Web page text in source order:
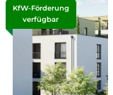
KfW-Förderung
verfügbar